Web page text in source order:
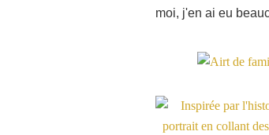
moi, j'en ai eu